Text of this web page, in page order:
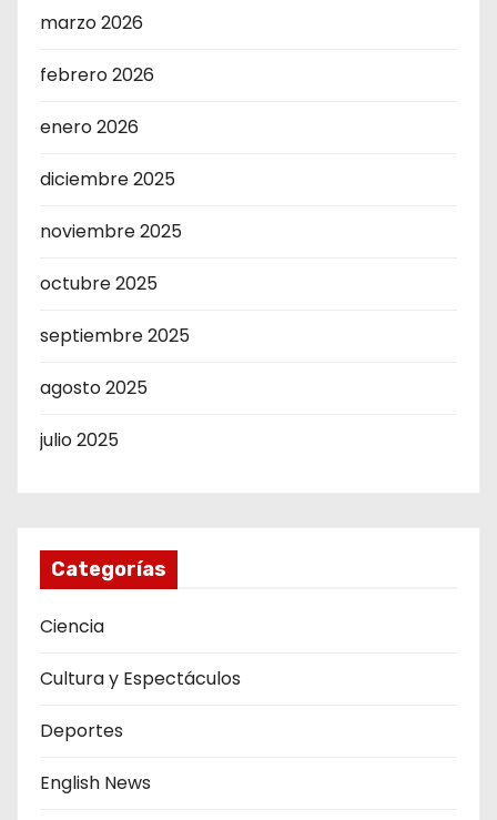
marzo 2026
febrero 2026
enero 2026
diciembre 2025
noviembre 2025
octubre 2025
septiembre 2025
agosto 2025
julio 2025
Categorías
Ciencia
Cultura y Espectáculos
Deportes
English News